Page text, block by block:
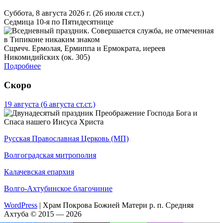
Суббота, 8 августа 2026 г. (26 июля ст.ст.)
Седмица 10-я по Пятидесятнице
Сщмчч. Ермолая, Ермиппа и Ермократа, иереев
Никомидийских (ок. 305)
Подробнее
Скоро
19 августа (6 августа ст.ст.)
Преображение Господа Бога и
Спаса нашего Иисуса Христа
Русская Православная Церковь (МП)
Волгоградская митрополия
Калачевская епархия
Волго-Ахтубинское благочиние
WordPress | Храм Покрова Божией Матери р. п. Средняя
Ахтуба © 2015 — 2026